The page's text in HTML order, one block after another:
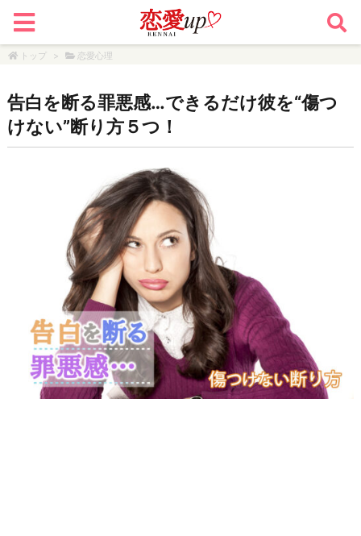
トップ > 恋愛心理
告白を断る罪悪感…できるだけ彼を“傷つ
けない”断り方５つ！